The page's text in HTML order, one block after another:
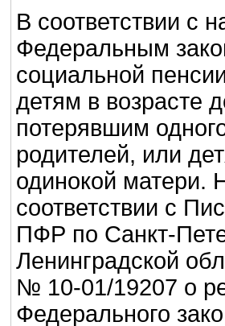
В соответствии с
Федеральным
социальной
детям в возрасте
потерявшим
родителей, или
одинокой матери.
соответствии с
ПФР по Санкт-
Ленинградской
№ 10-01/19207 о
Федерального